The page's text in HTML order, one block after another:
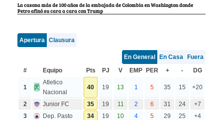
La casona más de 100 años de la embajada de Colombia en Washington donde
Petro afinó su cara a cara con Trump
Apertura Clausura
En General En Casa
Fuera
#
Equipo Pts PJ V EMP PER + - DG
1
Atletico
Nacional
40 19 13 1 5 35 15 +20
2 Junior FC 35 19 11 2 6 31 24
+7
3
Dep. Pasto 34 19 10 4 5 29 25 +4